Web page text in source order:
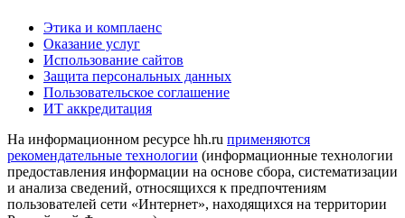
Этика и комплаенс
Оказание услуг
Использование сайтов
Защита персональных данных
Пользовательское соглашение
ИТ аккредитация
На информационном ресурсе hh.ru применяются
рекомендательные технологии (информационные технологии
предоставления информации на основе сбора, систематизации
и анализа сведений, относящихся к предпочтениям
пользователей сети «Интернет», находящихся на территории